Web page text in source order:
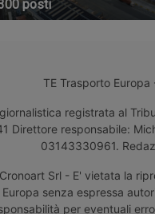
posti
TE Trasporto
registrata al
Direttore responsabile:
03143330961.
Srl - E' vietata la
senza espressa
per eventuali